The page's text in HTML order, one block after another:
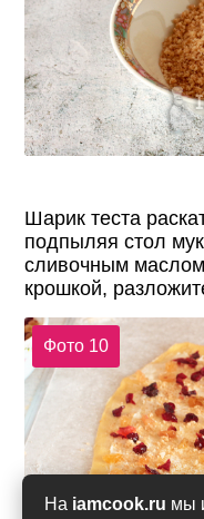
На iamcook.ru мы
Шарик теста
подпыляя стол
сливочным
крошкой,
Фото 10